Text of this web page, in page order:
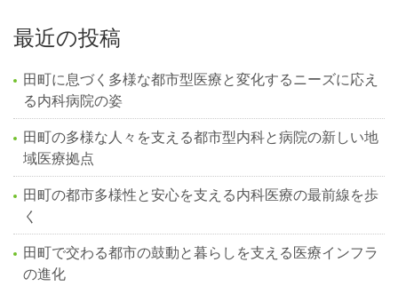
最近の投稿
田町に息づく多様な都市型医療と変化するニーズに応え
る内科病院の姿
田町の多様な人々を支える都市型内科と病院の新しい地
域医療拠点
田町の都市多様性と安心を支える内科医療の最前線を歩
く
田町で交わる都市の鼓動と暮らしを支える医療インフラ
の進化